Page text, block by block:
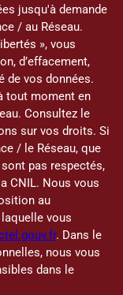
jusqu'à demande
/ au Réseau.
», vous
d’effacement,
de vos données.
tout moment en
Consultez le
sur vos droits. Si
/ le Réseau, que
pas respectés,
CNIL. Nous vous
au
vous
. Dans le
nous vous
dans le